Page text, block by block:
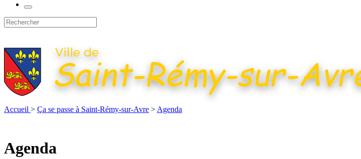
Accueil > Ça se passe à Saint-Rémy-sur-Avre > Agenda
Agenda